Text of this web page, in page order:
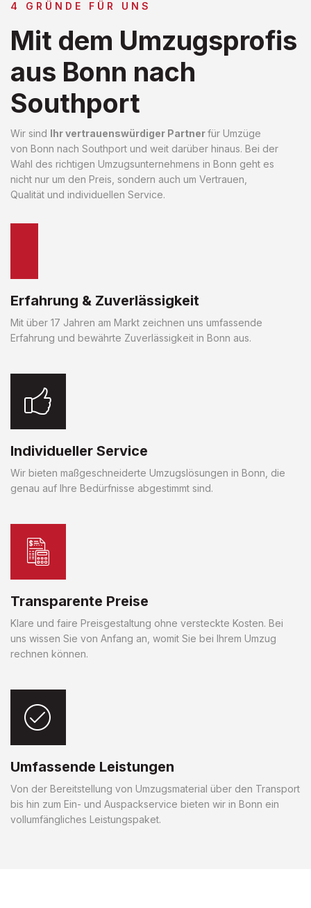
4 GRÜNDE FÜR UNS
Mit dem Umzugsprofis
aus Bonn nach
Southport
Wir sind Ihr vertrauenswürdiger Partnerfür Umzüge
von Bonn nach Southport und weit darüber hinaus. Bei der
Wahl des richtigen Umzugsunternehmens in Bonn geht es
nicht nur um den Preis, sondern auch um Vertrauen,
Qualität und individuellen Service.
Erfahrung & Zuverlässigkeit
Mit über 17 Jahren am Markt zeichnen uns umfassende
Erfahrung und bewährte Zuverlässigkeit in Bonn aus.
Individueller Service
Wir bieten maßgeschneiderte Umzugslösungen in Bonn, die
genau auf Ihre Bedürfnisse abgestimmt sind.
Transparente Preise
Klare und faire Preisgestaltung ohne versteckte Kosten. Bei
uns wissen Sie von Anfang an, womit Sie bei Ihrem Umzug
rechnen können.
Umfassende Leistungen
Von der Bereitstellung von Umzugsmaterial über den Transport
bis hin zum Ein- und Auspackservice bieten wir in Bonn ein
vollumfängliches Leistungspaket.